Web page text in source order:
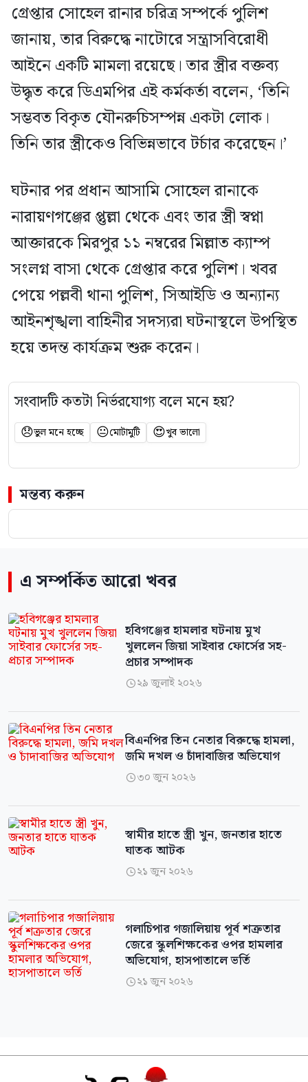
গ্রেপ্তার সোহেল রানার চরিত্র সম্পর্কে পুলিশ
জানায়, তার বিরুদ্ধে নাটোরে সন্ত্রাসবিরোধী
আইনে একটি মামলা রয়েছে। তার স্ত্রীর বক্তব্য
উদ্ধৃত করে ডিএমপির এই কর্মকর্তা বলেন, ‘তিনি
সম্ভবত বিকৃত যৌনরুচিসম্পন্ন একটা লোক।
তিনি তার স্ত্রীকেও বিভিন্নভাবে টর্চার করেছেন।’
ঘটনার পর প্রধান আসামি সোহেল রানাকে
নারায়ণগঞ্জের প্তুল্লা থেকে এবং তার স্ত্রী স্বপ্না
আক্তারকে মিরপুর ১১ নম্বরের মিল্লাত ক্যাম্প
সংলগ্ন বাসা থেকে গ্রেপ্তার করে পুলিশ। খবর
পেয়ে পল্লবী থানা পুলিশ, সিআইডি ও অন্যান্য
আইনশৃঙ্খলা বাহিনীর সদস্যরা ঘটনাস্থলে উপস্থিত
হয়ে তদন্ত কার্যক্রম শুরু করেন।
সংবাদটি কতটা নির্ভরযোগ্য বলে মনে হয়?
😞ভুল মনে হচ্ছে 😐মোটামুটি 😍খুব ভালো
মন্তব্য করুন
এ সম্পর্কিত আরো খবর
হবিগঞ্জের হামলার ঘটনায় মুখ
খুললেন জিয়া সাইবার ফোর্সের সহ-
প্রচার সম্পাদক
২৯ জুলাই ২০২৬
বিএনপির তিন নেতার বিরুদ্ধে হামলা,
জমি দখল ও চাঁদাবাজির অভিযোগ
৩০ জুন ২০২৬
স্বামীর হাতে স্ত্রী খুন, জনতার হাতে
ঘাতক আটক
২১ জুন ২০২৬
গলাচিপার গজালিয়ায় পূর্ব শত্রুতার
জেরে স্কুলশিক্ষকের ওপর হামলার
অভিযোগ, হাসপাতালে ভর্তি
২১ জুন ২০২৬